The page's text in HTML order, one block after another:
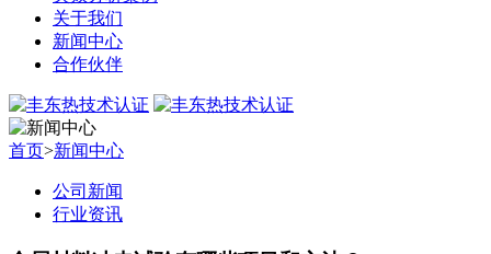
关于我们
新闻中心
合作伙伴
首页>新闻中心
公司新闻
行业资讯